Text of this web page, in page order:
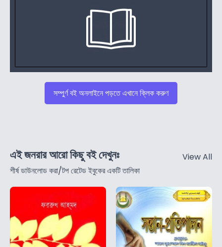
সম্পুর্ণ বই অনলাইনে পড়তে এখানে ক্লিক করুণ
এই জনরার আরো কিছু বই দেখুনঃ
শীর্ষ ডাউনলোড করা/টপ রেটেড ইবুকের একটি তালিকা
View All